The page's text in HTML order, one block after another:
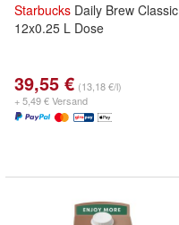
Starbucks Daily Brew Classic
12x0.25 L Dose
39,55 € (13,18 €/l)
+ 5,49 € Versand